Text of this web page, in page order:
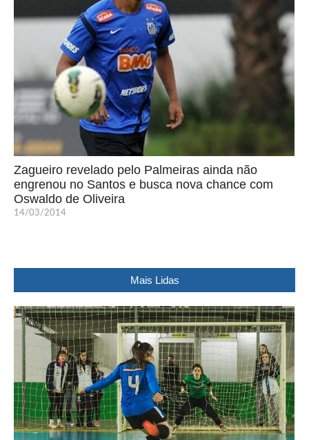
Zagueiro revelado pelo Palmeiras ainda não
engrenou no Santos e busca nova chance com
Oswaldo de Oliveira
14/03/2014
Mais Lidas